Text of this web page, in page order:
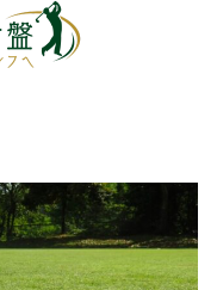
践ガイド｜最適ク
性を両立